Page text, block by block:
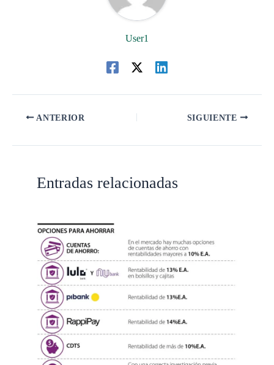
User1
ANTERIOR SIGUIENTE
Entradas relacionadas